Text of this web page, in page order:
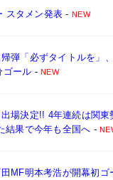
スタメン発表 - NEW
弾「必ずタイトルを」
ゴール -NEW
場決定!! 4年連続は関
結果で今年も全国へ -
MF明本考浩が開幕初